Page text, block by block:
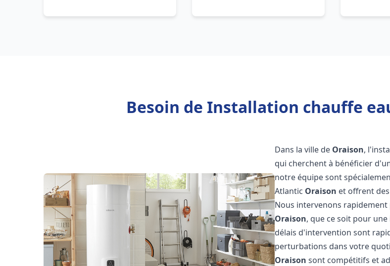
Besoin de Installation chauffe
Dans la ville de Oraison,
qui cherchent à bénéficier
notre équipe sont
Atlantic Oraison et offrent
Nous intervenons
Oraison, que ce soit pour
délais d'intervention sont
perturbations dans votre
Oraison sont compétitifs et